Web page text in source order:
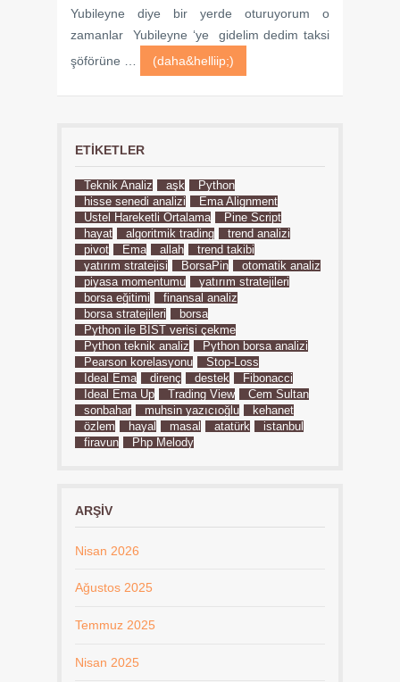
Yubileyne diye bir yerde oturuyorum o
zamanlar Yubileyne ‘ye gidelim dedim taksi
şöförüne …
(daha&helliip;)
ETIKETLER
Teknik Analiz aşk
Python
hisse senedi analizi
Ema Alignment
Üstel Hareketli Ortalama
Pine Script
hayat
algoritmik trading
trend analizi
pivot
Ema allah
trend takibi
yatırım stratejisi
BorsaPin
otomatik analiz
piyasa momentumu
yatırım stratejileri
borsa eğitimi
finansal analiz
borsa stratejileri
borsa
Python ile BIST verisi çekme
Python teknik analiz
Python borsa analizi
Pearson korelasyonu
Stop-Loss
İdeal Ema
direnç destek
Fibonacci
İdeal Ema Up
Trading View
Cem Sultan
sonbahar
muhsin yazıcıoğlu
kehanet
özlem
hayal masal atatürk
istanbul
firavun
Php Melody
ARŞIV
Nisan 2026
Ağustos 2025
Temmuz 2025
Nisan 2025